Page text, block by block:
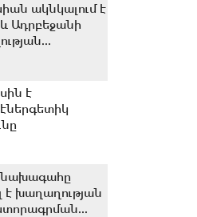
ակնկալում է
Ադրբեջանի
է
նախագահը
է խաղաղության